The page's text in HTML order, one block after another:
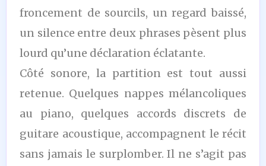
froncement de sourcils, un regard baissé,
un silence entre deux phrases pèsent plus
lourd qu’une déclaration éclatante.
Côté sonore, la partition est tout aussi
retenue. Quelques nappes mélancoliques
au piano, quelques accords discrets de
guitare acoustique, accompagnent le récit
sans jamais le surplomber. Il ne s’agit pas